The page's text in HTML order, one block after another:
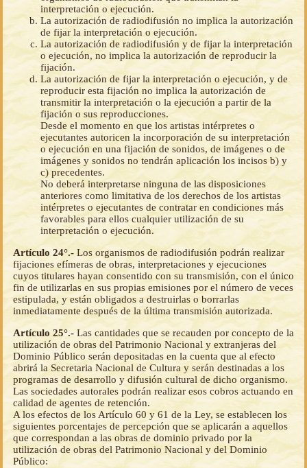
interpretación o ejecución.
La autorización de radiodifusión no implica la autorización
de fijar la interpretación o ejecución.
La autorización de radiodifusión y de fijar la interpretación
o ejecución, no implica la autorización de reproducir la
fijación.
La autorización de fijar la interpretación o ejecución, y de
reproducir esta fijación no implica la autorización de
transmitir la interpretación o la ejecución a partir de la
fijación o sus reproducciones.
Desde el momento en que los artistas intérpretes o
ejecutantes autoricen la incorporación de su interpretación
o ejecución en una fijación de sonidos, de imágenes o de
imágenes y sonidos no tendrán aplicación los incisos b) y
c) precedentes.
No deberá interpretarse ninguna de las disposiciones
anteriores como limitativa de los derechos de los artistas
intérpretes o ejecutantes de contratar en condiciones más
favorables para ellos cualquier utilización de su
interpretación o ejecución.
Artículo 24°.- Los organismos de radiodifusión podrán realizar
fijaciones efímeras de obras, interpretaciones y ejecuciones
cuyos titulares hayan consentido con su transmisión, con el único
fin de utilizarlas en sus propias emisiones por el número de veces
estipulada, y están obligados a destruirlas o borrarlas
inmediatamente después de la última transmisión autorizada.
Artículo 25°.- Las cantidades que se recauden por concepto de la
utilización de obras del Patrimonio Nacional y extranjeras del
Dominio Público serán depositadas en la cuenta que al efecto
abrirá la Secretaria Nacional de Cultura y serán destinadas a los
programas de desarrollo y difusión cultural de dicho organismo.
Las sociedades autorales podrán realizar esos cobros actuando en
calidad de agentes de retención.
A los efectos de los Artículo 60 y 61 de la Ley, se establecen los
siguientes porcentajes de percepción que se aplicarán a aquellos
que correspondan a las obras de dominio privado por la
utilización de obras del Patrimonio Nacional y del Dominio
Público: